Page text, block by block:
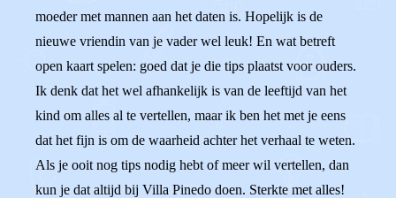
moeder met mannen aan het daten is. Hopelijk is de
nieuwe vriendin van je vader wel leuk! En wat betreft
open kaart spelen: goed dat je die tips plaatst voor ouders.
Ik denk dat het wel afhankelijk is van de leeftijd van het
kind om alles al te vertellen, maar ik ben het met je eens
dat het fijn is om de waarheid achter het verhaal te weten.
Als je ooit nog tips nodig hebt of meer wil vertellen, dan
kun je dat altijd bij Villa Pinedo doen. Sterkte met alles!